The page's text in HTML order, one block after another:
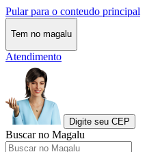
Pular para o conteudo principal
Tem no magalu
Atendimento
Digite seu CEP
Buscar no Magalu